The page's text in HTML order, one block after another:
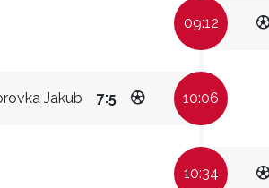
09:12
Jakub 7:5 10:06
10:34